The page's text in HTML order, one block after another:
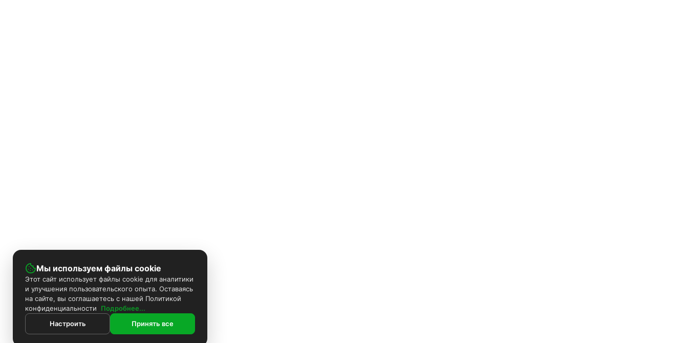
Мы используем файлы cookie
Этот сайт использует файлы cookie для аналитики
и улучшения пользовательского опыта. Оставаясь
на сайте, вы соглашаетесь с нашей Политикой
конфиденциальности
Подробнее...
Настроить
Принять все